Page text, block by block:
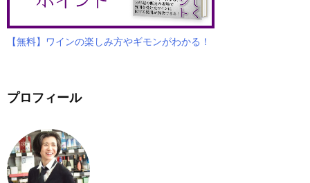
【無料】ワインの楽しみ方やギモンがわかる！
プロフィール